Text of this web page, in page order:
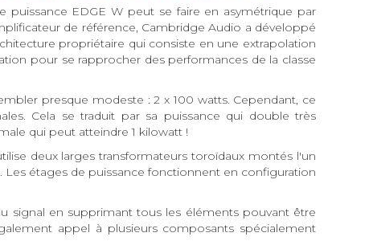
EDGE W peut se faire en asymétrique par
de référence, Cambridge Audio a développé
propriétaire qui consiste en une extrapolation
pour se rapprocher des performances de la classe
presque modeste : 2 x 100 watts. Cependant, ce
Cela se traduit par sa puissance qui double très
qui peut atteindre 1 kilowatt !
deux larges transformateurs toroïdaux montés l'un
étages de puissance fonctionnent en configuration
signal en supprimant tous les éléments pouvant être
appel à plusieurs composants spécialement